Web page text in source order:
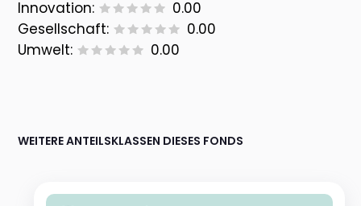
Innovation:
0.00
Gesellschaft:
0.00
Umwelt:
0.00
WEITERE ANTEILSKLASSEN DIESES FONDS